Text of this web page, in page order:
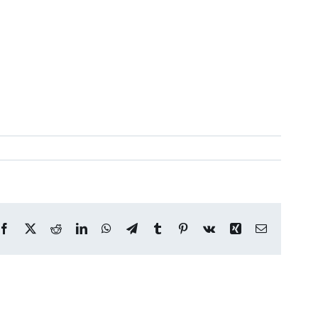
Facebook
X RedditLinkedInWhatsApp
TelegramTumblr Pinterest
Vk Xing Correo